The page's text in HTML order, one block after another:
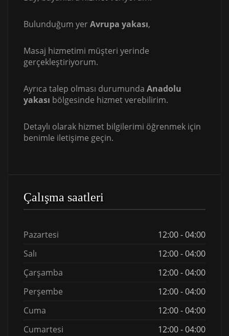
Bulunduğum yerAvrupa yakası,
Masaj hizmetimi müşteri yerinde
gerçekleştiriyorum.
Ayrıca talep olması durumunda Anadolu
yakası bölgesinde hizmet verebilirim.
Detaylı olarak hizmet bilgilerimi öğrenmek için
benimle iletişime geçin.
Çalışma saatleri
Pazartesi
12:00 - 04:00
Salı
12:00 - 04:00
Çarşamba
12:00 - 04:00
Perşembe
12:00 - 04:00
Cuma
12:00 - 04:00
Cumartesi
12:00 - 04:00